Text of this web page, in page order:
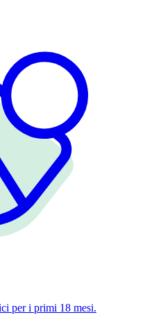
per i primi 18 mesi.